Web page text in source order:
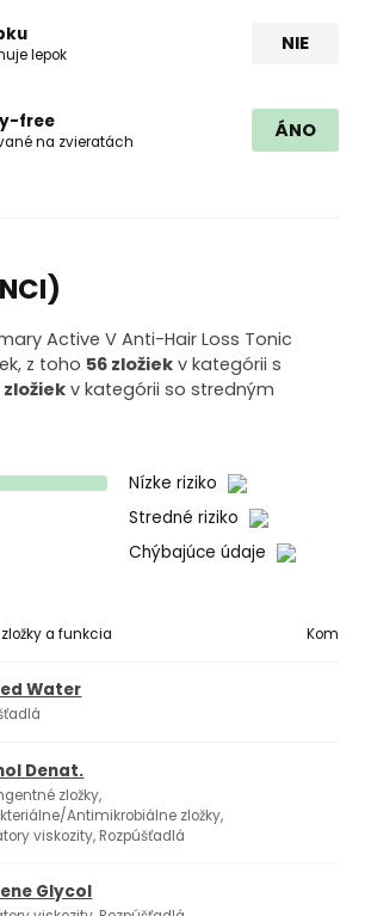
lepok
NIE
free
na zvieratách
ÁNO
Active V Anti-Hair Loss Tonic
z toho 56 zložiek v kategórii s
zložiek v kategórii so stredným
Nízke riziko
Stredné riziko
Chýbajúce údaje
a funkcia
Water
Denat.
zložky,
Antimikrobiálne zložky,
viskozity, Rozpúšťadlá
Glycol